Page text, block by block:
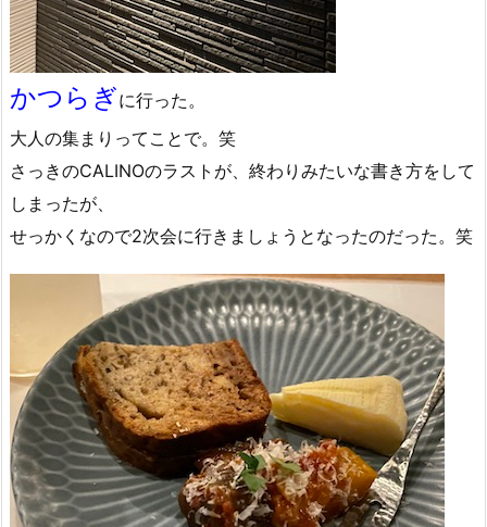
かつらぎに行った。
大人の集まりってことで。笑
さっきのCALINOのラストが、終わりみたいな書き方をして
しまったが、
せっかくなので2次会に行きましょうとなったのだった。笑